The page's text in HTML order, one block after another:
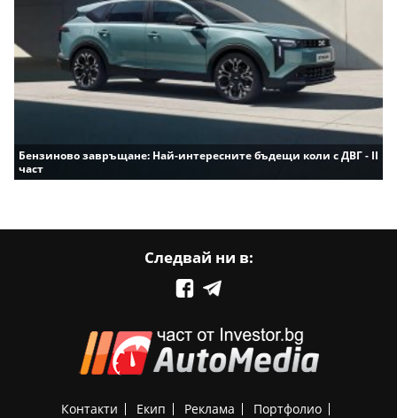
Бензиново завръщане: Най-интересните бъдещи коли с ДВГ - II
част
Следвай ни в:
Контакти Екип Реклама
Портфолио